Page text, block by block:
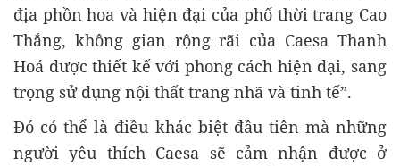
địa phồn hoa và hiện đại của phố thời trang Cao
Thắng, không gian rộng rãi của Caesa Thanh
Hoá được thiết kế với phong cách hiện đại, sang
trọng sử dụng nội thất trang nhã và tinh tế”.
Đó có thể là điều khác biệt đầu tiên mà những
người yêu thích Caesa sẽ cảm nhận được ở